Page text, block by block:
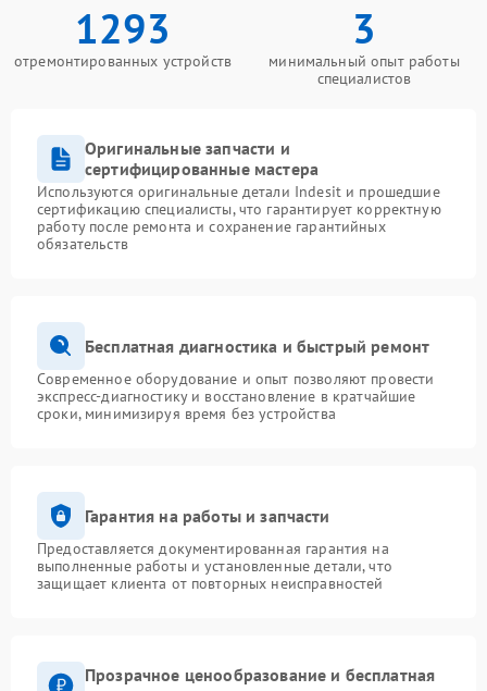
1293
отремонтированных устройств
3
минимальный опыт работы
специалистов
Оригинальные запчасти и
сертифицированные мастера
Используются оригинальные детали Indesit и прошедшие
сертификацию специалисты, что гарантирует корректную
работу после ремонта и сохранение гарантийных
обязательств
Бесплатная диагностика и быстрый ремонт
Современное оборудование и опыт позволяют провести
экспресс-диагностику и восстановление в кратчайшие
сроки, минимизируя время без устройства
Гарантия на работы и запчасти
Предоставляется документированная гарантия на
выполненные работы и установленные детали, что
защищает клиента от повторных неисправностей
Прозрачное ценообразование и бесплатная